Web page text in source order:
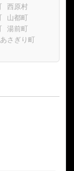
西原村
山都町
湯前町
あさぎり町